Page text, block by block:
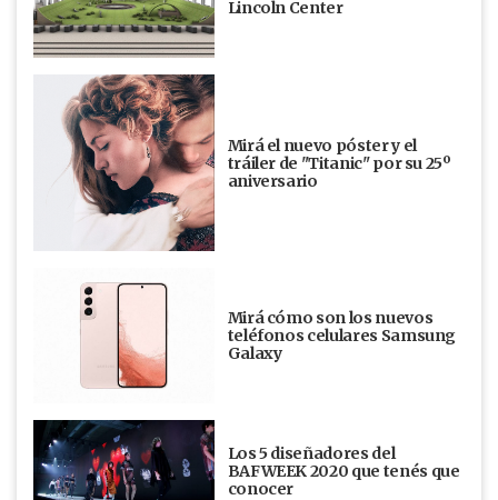
Lincoln Center
Mirá el nuevo póster y el
tráiler de "Titanic" por su 25º
aniversario
Mirá cómo son los nuevos
teléfonos celulares Samsung
Galaxy
Los 5 diseñadores del
BAFWEEK 2020 que tenés que
conocer